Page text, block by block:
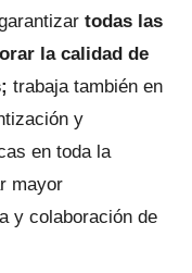
todas las
la calidad de
trabaja también en
y
en toda la
mayor
y colaboración de